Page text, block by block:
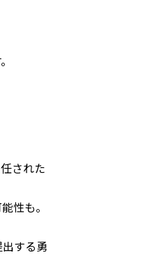
された
性も。
する勇